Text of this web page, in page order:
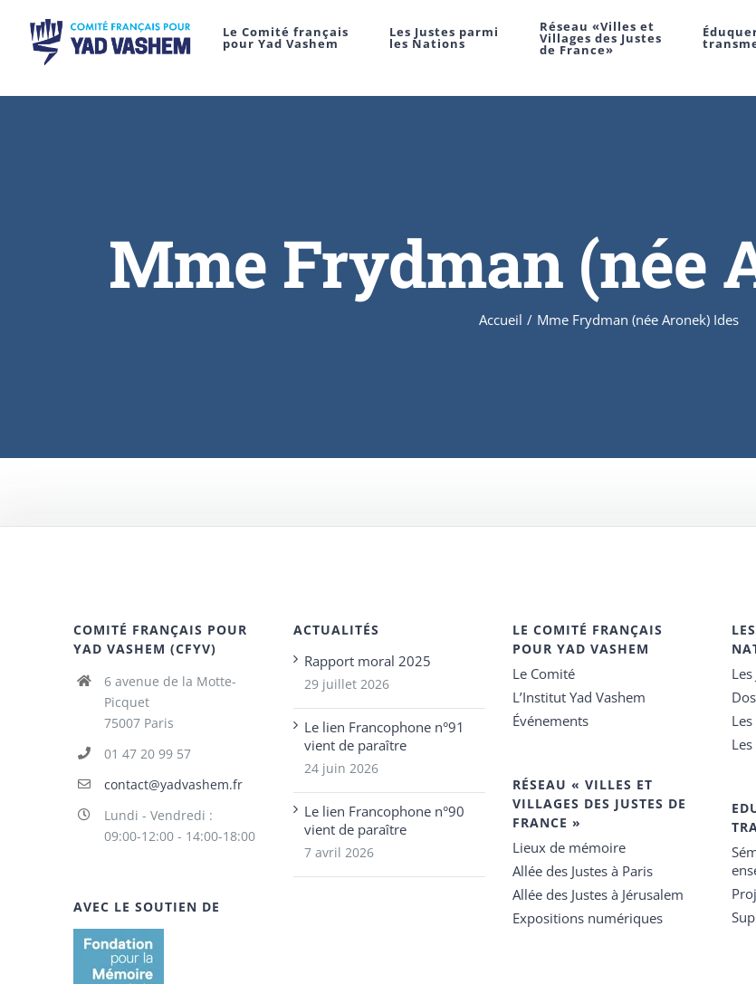
Le Comité français
pour Yad Vashem
Les Justes parmi
les Nations
Réseau «Villes et
Villages des Justes
de France»
Mme Frydman (née
Accueil / Mme Frydman (née Aronek) Ides
COMITÉ FRANÇAIS POUR
YAD VASHEM (CFYV)
6 avenue de la Motte-
Picquet
75007 Paris
01 47 20 99 57
contact@yadvashem.fr
Lundi - Vendredi :
09:00-12:00 - 14:00-18:00
AVEC LE SOUTIEN DE
ACTUALITÉS
Rapport moral 2025
29 juillet 2026
Le lien Francophone n°91
vient de paraître
24 juin 2026
Le lien Francophone n°90
vient de paraître
7 avril 2026
LE COMITÉ FRANÇAIS
POUR YAD VASHEM
Le Comité
L’Institut Yad Vashem
Événements
RÉSEAU « VILLES ET
VILLAGES DES JUSTES DE
FRANCE »
Lieux de mémoire
Allée des Justes à Paris
Allée des Justes à Jérusalem
Expositions numériques